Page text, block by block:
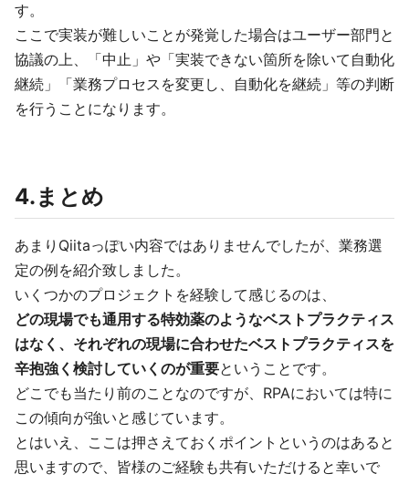
す。
ここで実装が難しいことが発覚した場合はユーザー部門と
協議の上、「中止」や「実装できない箇所を除いて自動化
継続」「業務プロセスを変更し、自動化を継続」等の判断
を行うことになります。
4.まとめ
あまりQiitaっぽい内容ではありませんでしたが、業務選
定の例を紹介致しました。
いくつかのプロジェクトを経験して感じるのは、
どの現場でも通用する特効薬のようなベストプラクティス
はなく、それぞれの現場に合わせたベストプラクティスを
辛抱強く検討していくのが重要ということです。
どこでも当たり前のことなのですが、RPAにおいては特に
この傾向が強いと感じています。
とはいえ、ここは押さえておくポイントというのはあると
思いますので、皆様のご経験も共有いただけると幸いで